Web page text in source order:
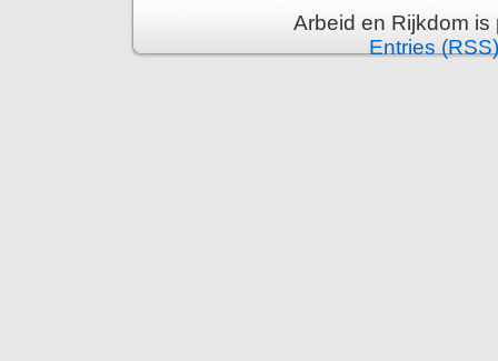
Arbeid en Rijkdom
Entries (RSS)